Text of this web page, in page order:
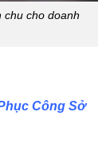
chu cho doanh
Công Sở